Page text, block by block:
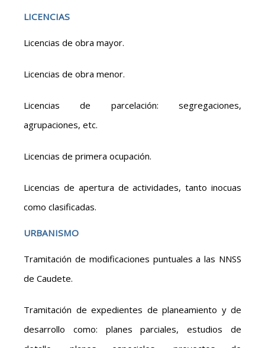
LICENCIAS
Licencias de obra mayor.
Licencias de obra menor.
Licencias de parcelación: segregaciones,
agrupaciones, etc.
Licencias de primera ocupación.
Licencias de apertura de actividades, tanto inocuas
como clasificadas.
URBANISMO
Tramitación de modificaciones puntuales a las NNSS
de Caudete.
Tramitación de expedientes de planeamiento y de
desarrollo como: planes parciales, estudios de